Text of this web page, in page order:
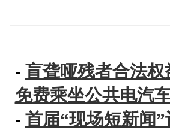
- 盲聋哑残者合法
免费乘坐公共电汽
- 首届“现场短新闻